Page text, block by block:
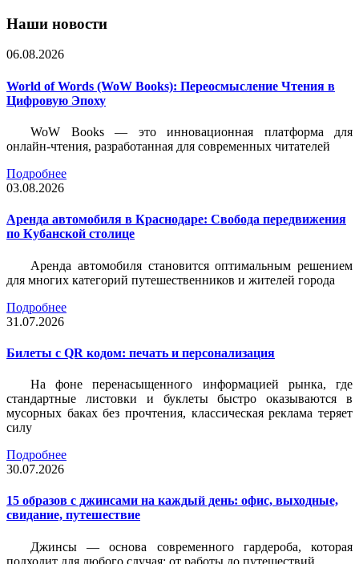
Наши новости
06.08.2026
World of Words (WoW Books): Переосмысление Чтения в
Цифровую Эпоху
WoW Books — это инновационная платформа для
онлайн-чтения, разработанная для современных читателей
Подробнее
03.08.2026
Аренда автомобиля в Краснодаре: Свобода передвижения
по Кубанской столице
Аренда автомобиля становится оптимальным решением
для многих категорий путешественников и жителей города
Подробнее
31.07.2026
Билеты c QR кодом: печать и персонализация
На фоне перенасыщенного информацией рынка, где
стандартные листовки и буклеты быстро оказываются в
мусорных баках без прочтения, классическая реклама теряет
силу
Подробнее
30.07.2026
15 образов с джинсами на каждый день: офис, выходные,
свидание, путешествие
Джинсы — основа современного гардероба, которая
подходит для любого случая: от работы до путешествий